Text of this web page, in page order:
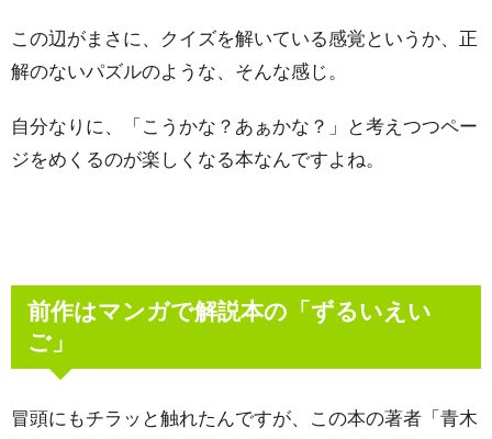
この辺がまさに、クイズを解いている感覚というか、正
解のないパズルのような、そんな感じ。
自分なりに、「こうかな？あぁかな？」と考えつつペー
ジをめくるのが楽しくなる本なんですよね。
前作はマンガで解説本の「ずるいえい
ご」
冒頭にもチラッと触れたんですが、この本の著者「青木